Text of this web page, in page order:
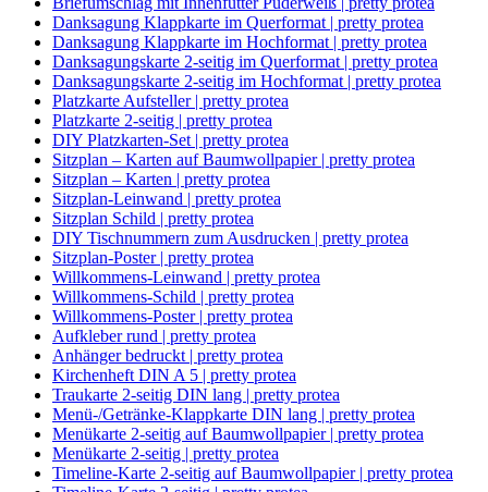
Danksagung Klappkarte im Querformat | pretty protea
Danksagung Klappkarte im Hochformat | pretty protea
Danksagungskarte 2-seitig im Querformat | pretty protea
Danksagungskarte 2-seitig im Hochformat | pretty protea
Platzkarte Aufsteller | pretty protea
Platzkarte 2-seitig | pretty protea
DIY Platzkarten-Set | pretty protea
Sitzplan – Karten auf Baumwollpapier | pretty protea
Sitzplan – Karten | pretty protea
Sitzplan-Leinwand | pretty protea
Sitzplan Schild | pretty protea
DIY Tischnummern zum Ausdrucken | pretty protea
Sitzplan-Poster | pretty protea
Willkommens-Leinwand | pretty protea
Willkommens-Schild | pretty protea
Willkommens-Poster | pretty protea
Aufkleber rund | pretty protea
Anhänger bedruckt | pretty protea
Kirchenheft DIN A 5 | pretty protea
Traukarte 2-seitig DIN lang | pretty protea
Menü-/Getränke-Klappkarte DIN lang | pretty protea
Menükarte 2-seitig auf Baumwollpapier | pretty protea
Menükarte 2-seitig | pretty protea
Timeline-Karte 2-seitig auf Baumwollpapier | pretty protea